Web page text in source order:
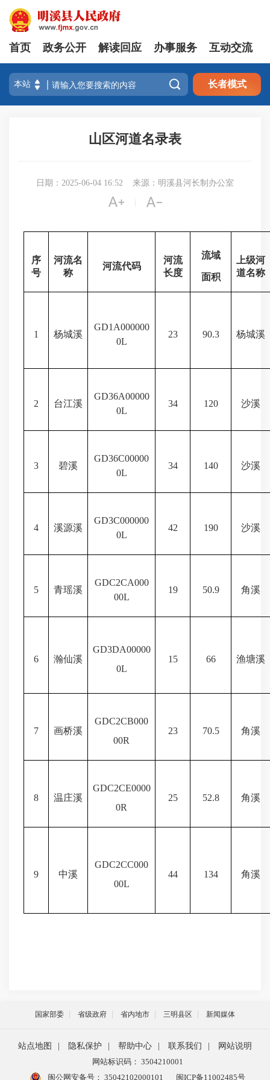
首页 政务公开 解读回应 办事服务 互动交流
 长者模式
山区河道名录表
日期：2025-06-04 16:52 来源：明溪县河长制办公室
 
序
号
河流名
称
河流代码
河流
长度
流域
面积
上级河
道名称
1 杨城溪
GD1A000000
0L
23 90.3 杨城溪
2 台江溪
GD36A00000
0L
34 120 沙溪
3 碧溪
GD36C00000
0L
34 140 沙溪
4 溪源溪
GD3C000000
0L
42 190 沙溪
5 青瑶溪
GDC2CA000
00L
19 50.9 角溪
6 瀚仙溪
GD3DA00000
0L
15 66 渔塘溪
7 画桥溪
GDC2CB000
00R
23 70.5 角溪
8 温庄溪
GDC2CE0000
0R
25 52.8 角溪
9 中溪
GDC2CC000
00L
44 134 角溪
国家部委 省级政府 省内地市 三明县区 新闻媒体
站点地图 隐私保护 帮助中心 联系我们
网站说明
网站标识码： 3504210001
闽公网安备号： 35042102000101 闽ICP备11002485号